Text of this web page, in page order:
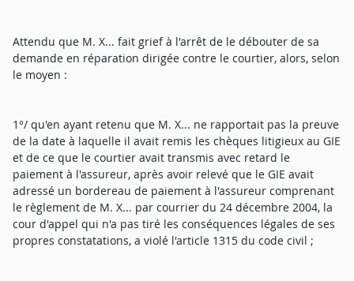
Attendu que M. X... fait grief à l'arrêt de le débouter de sa
demande en réparation dirigée contre le courtier, alors, selon
le moyen :
1°/ qu'en ayant retenu que M. X... ne rapportait pas la preuve
de la date à laquelle il avait remis les chèques litigieux au GIE
et de ce que le courtier avait transmis avec retard le
paiement à l'assureur, après avoir relevé que le GIE avait
adressé un bordereau de paiement à l'assureur comprenant
le règlement de M. X... par courrier du 24 décembre 2004, la
cour d'appel qui n'a pas tiré les conséquences légales de ses
propres constatations, a violé l'article 1315 du code civil ;